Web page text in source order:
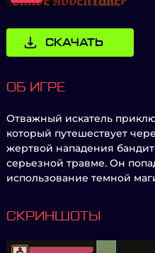
СКАЧАТЬ
ОБ ИГРЕ
Отважный искатель
который путешествует
жертвой нападения
серьезной травме. Он
использование темной
СКРИНШОТЫ